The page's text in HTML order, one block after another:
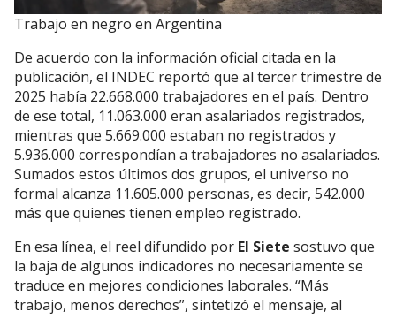
Trabajo en negro en Argentina
De acuerdo con la información oficial citada en la
publicación, el INDEC reportó que al tercer trimestre de
2025 había 22.668.000 trabajadores en el país. Dentro
de ese total, 11.063.000 eran asalariados registrados,
mientras que 5.669.000 estaban no registrados y
5.936.000 correspondían a trabajadores no asalariados.
Sumados estos últimos dos grupos, el universo no
formal alcanza 11.605.000 personas, es decir, 542.000
más que quienes tienen empleo registrado.
En esa línea, el reel difundido por El Siete sostuvo que
la baja de algunos indicadores no necesariamente se
traduce en mejores condiciones laborales. “Más
trabajo, menos derechos”, sintetizó el mensaje, al